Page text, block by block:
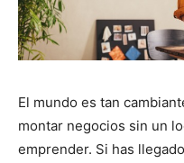
El mundo es tan
montar negocios sin un
emprender. Si has